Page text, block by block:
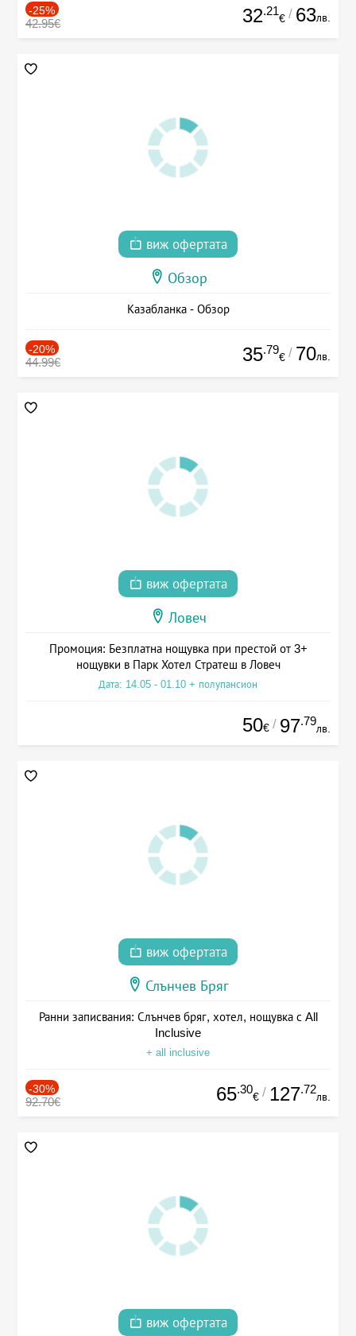
-25%
42.95€ 32.21
€ / 63лв.
виж офертата
Обзор
Казабланка - Обзор
-20%
44.99€ 35.79
€ / 70лв.
виж офертата
Ловеч
Промоция: Безплатна нощувка при престой от 3+
нощувки в Парк Хотел Стратеш в Ловеч
Дата: 14.05 - 01.10 + полупансион
50€ / 97.79
лв.
виж офертата
Слънчев Бряг
Ранни записвания: Слънчев бряг, хотел, нощувка с All
Inclusive
+ all inclusive
-30%
92.70€ 65.30
€ / 127.72
лв.
виж офертата